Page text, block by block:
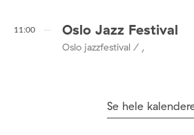
11:00 Oslo Jazz Festival
Oslo jazzfestival / ,
Se hele